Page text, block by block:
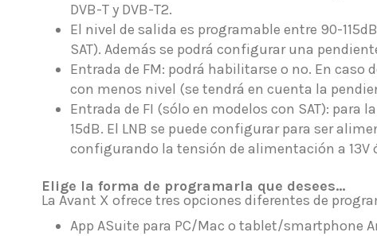
DVB-T y DVB-T2.
El nivel de salida es programable entre 90-
SAT). Además se podrá configurar una
Entrada de FM: podrá habilitarse o no. En caso
con menos nivel (se tendrá en cuenta la
Entrada de FI (sólo en modelos con SAT):
15dB. El LNB se puede configurar para ser
configurando la tensión de alimentación a 13V
Elige la forma de programarla que desees...
La Avant X ofrece tres opciones diferentes de
App ASuite para PC/Mac o tablet/smartphone